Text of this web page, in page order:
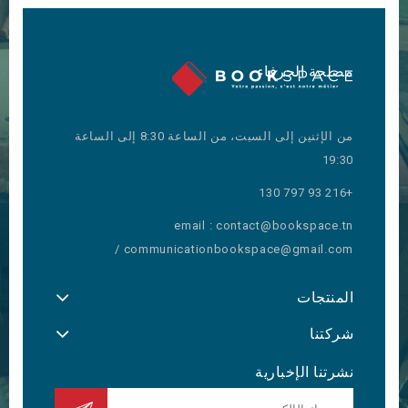
مصلحة الحرفاء
من الإثنين إلى السبت، من الساعة 8:30 إلى الساعة
19:30
+216 93 797 130
email : contact@bookspace.tn
/ communicationbookspace@gmail.com
المنتجات
شركتنا
نشرتنا الإخبارية